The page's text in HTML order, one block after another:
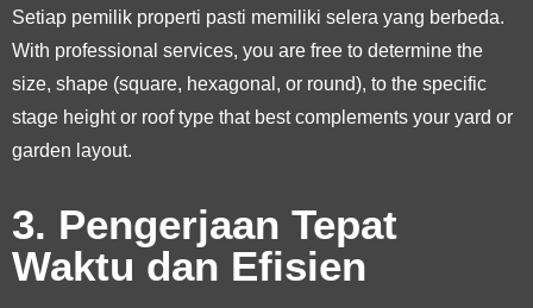
Setiap pemilik properti pasti memiliki selera yang berbeda.
With professional services, you are free to determine the
size, shape (square, hexagonal, or round), to the specific
stage height or roof type that best complements your yard or
garden layout.
3. Pengerjaan Tepat
Waktu dan Efisien